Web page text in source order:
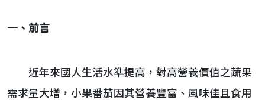
一、前言
近年來國人生活水準提高，對高營養價值之蔬果
需求量大增，小果番茄因其營養豐富、風味佳且食用